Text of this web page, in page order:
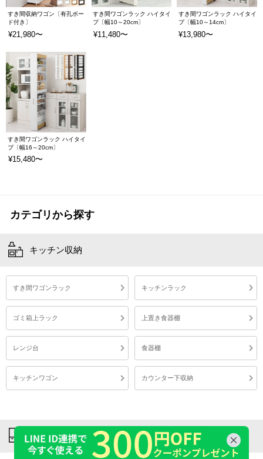
すき間収納ワゴン〔有孔ボー
ド付き〕
¥21,980〜
すき間ワゴンラック ハイタイ
プ〔幅10～20cm〕
¥11,480〜
すき間ワゴンラック ハイタイ
プ〔幅10～14cm〕
¥13,980〜
すき間ワゴンラック ハイタイ
プ〔幅16～20cm〕
¥15,480〜
カテゴリから探す
キッチン収納
すき間ワゴンラック キッチンラック
ゴミ箱上ラック 上置き食器棚
レンジ台 食器棚
キッチンワゴン カウンター下収納
収納家具